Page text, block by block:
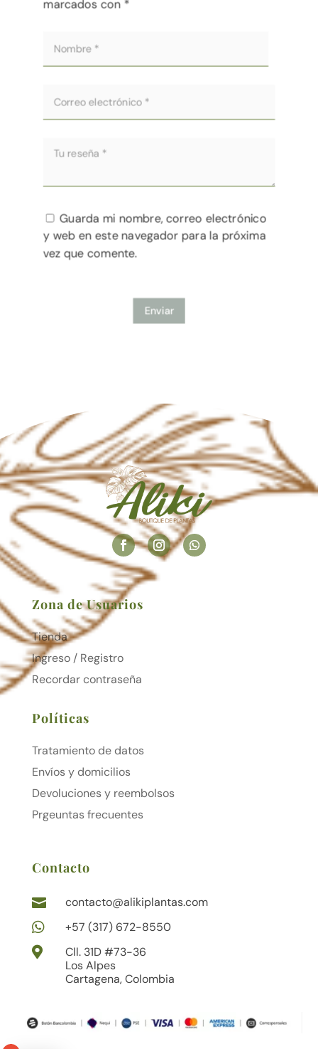
marcados con *
Guarda mi nombre, correo electrónico
y web en este navegador para la próxima
vez que comente.
Enviar
Zona de Usuarios
Tienda
Ingreso / Registro
Recordar contraseña
Políticas
Tratamiento de datos
Envíos y domicilios
Devoluciones y reembolsos
Prgeuntas frecuentes
Contacto

contacto@alikiplantas.com

+57 (317) 672-8550

Cll. 31D #73-36
Los Alpes
Cartagena, Colombia